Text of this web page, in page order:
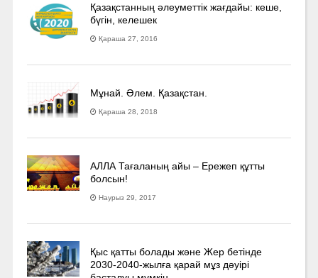
Қазақстанның әлеуметтік жағдайы: кеше,
бүгін, келешек
Қараша 27, 2016
Мұнай. Әлем. Қазақстан.
Қараша 28, 2018
АЛЛА Тағаланың айы – Ережеп құтты
болсын!
Наурыз 29, 2017
Қыс қатты болады және Жер бетінде
2030-2040­-жылға қарай мұз дәуірі